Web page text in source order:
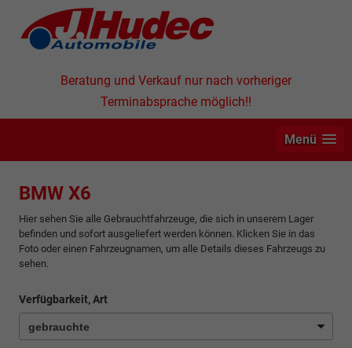
Beratung und Verkauf nur nach vorheriger
Terminabsprache möglich!!
Menü
BMW X6
Hier sehen Sie alle Gebrauchtfahrzeuge, die sich in unserem Lager
befinden und sofort ausgeliefert werden können. Klicken Sie in das
Foto oder einen Fahrzeugnamen, um alle Details dieses Fahrzeugs zu
sehen.
Verfügbarkeit, Art